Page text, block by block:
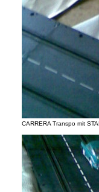
CARRERA Transpo mit